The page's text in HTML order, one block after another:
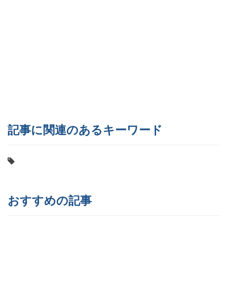
記事に関連のあるキーワード
おすすめの記事